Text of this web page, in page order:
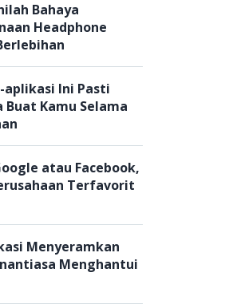
Bahaya
Headphone
aplikasi Ini Pasti
Buat Kamu Selama
atau Facebook,
Terfavorit
Menyeramkan
Menghantui